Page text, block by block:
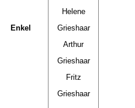
Enkel
Helene
Grieshaar
Arthur
Grieshaar
Fritz
Grieshaar